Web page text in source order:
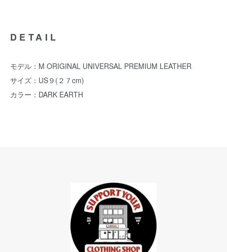
DETAIL
モデル：M ORIGINAL UNIVERSAL PREMIUM LEATHER
サイズ：US９(２７cm)
カラー：DARK EARTH